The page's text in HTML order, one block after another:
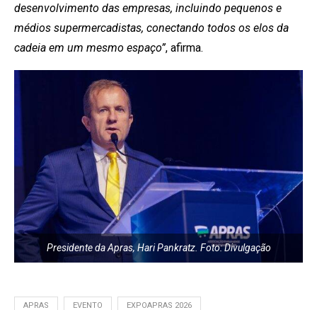
desenvolvimento das empresas, incluindo pequenos e
médios supermercadistas, conectando todos os elos da
cadeia em um mesmo espaço”, afirma.
Presidente da Apras, Hari Pankratz. Foto: Divulgação
APRAS EVENTO EXPOAPRAS 2026